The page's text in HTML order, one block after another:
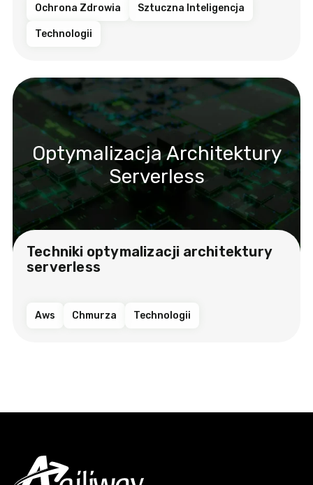
Ochrona Zdrowia Sztuczna Inteligencja
Technologii
Optymalizacja Architektury
Serverless
Techniki optymalizacji architektury
serverless
Aws Chmurza Technologii